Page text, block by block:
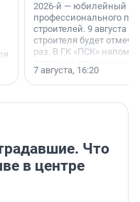
2026-й — юбилейный
профессионального
строителей. 9 августа
строителя будет
раз. В ГК «ПСК»
поменялась роль
7 августа, 16:20
Что
в центре